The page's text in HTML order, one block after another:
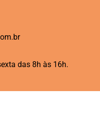
das 8h às 16h.